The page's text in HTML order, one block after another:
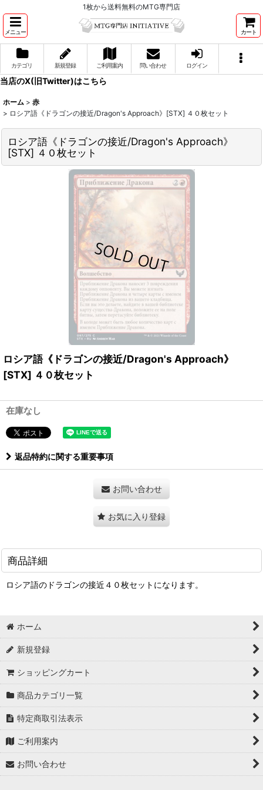
1枚から送料無料のMTG専門店
メニュー カート
カテゴリ 新規登録 ご利用案内 問い合わせ ログイン
当店のX(旧Twitter)はこちら
ホーム > 赤
> ロシア語《ドラゴンの接近/Dragon's Approach》[STX] ４０枚セット
ロシア語《ドラゴンの接近/Dragon's Approach》
[STX] ４０枚セット
ロシア語《ドラゴンの接近/Dragon's Approach》
[STX] ４０枚セット
在庫なし
返品特約に関する重要事項
お問い合わせ
お気に入り登録
商品詳細
ロシア語のドラゴンの接近４０枚セットになります。
ホーム
新規登録
ショッピングカート
商品カテゴリ一覧
特定商取引法表示
ご利用案内
お問い合わせ